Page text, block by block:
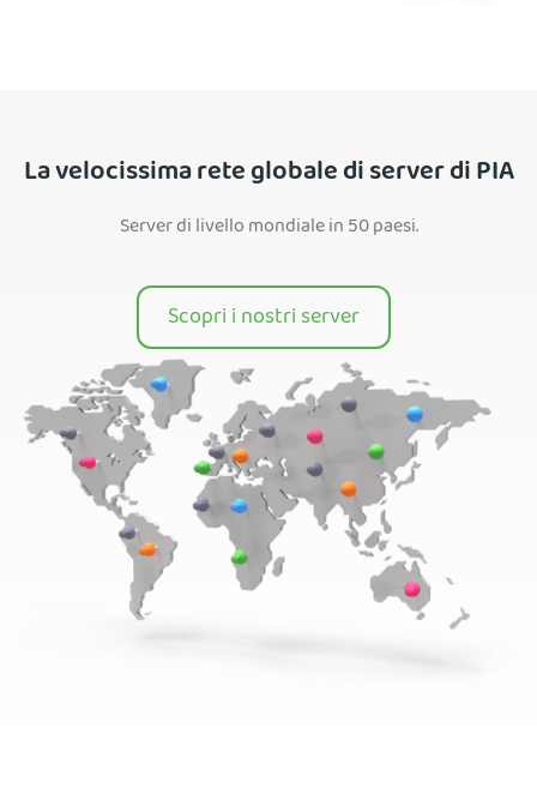
La velocissima rete globale di server di PIA
Server di livello mondiale in 50 paesi.
Scopri i nostri server